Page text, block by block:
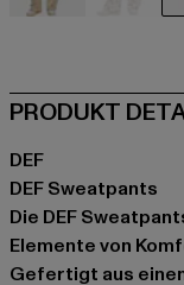
PRODUKT
DEF
DEF Sweatpants
Die DEF
Elemente von
Gefertigt aus